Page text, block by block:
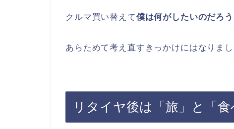
クルマ買い替えて僕は何がしたいのだろう
あらためて考え直すきっかけにはなりまし
リタイヤ後は「旅」と「